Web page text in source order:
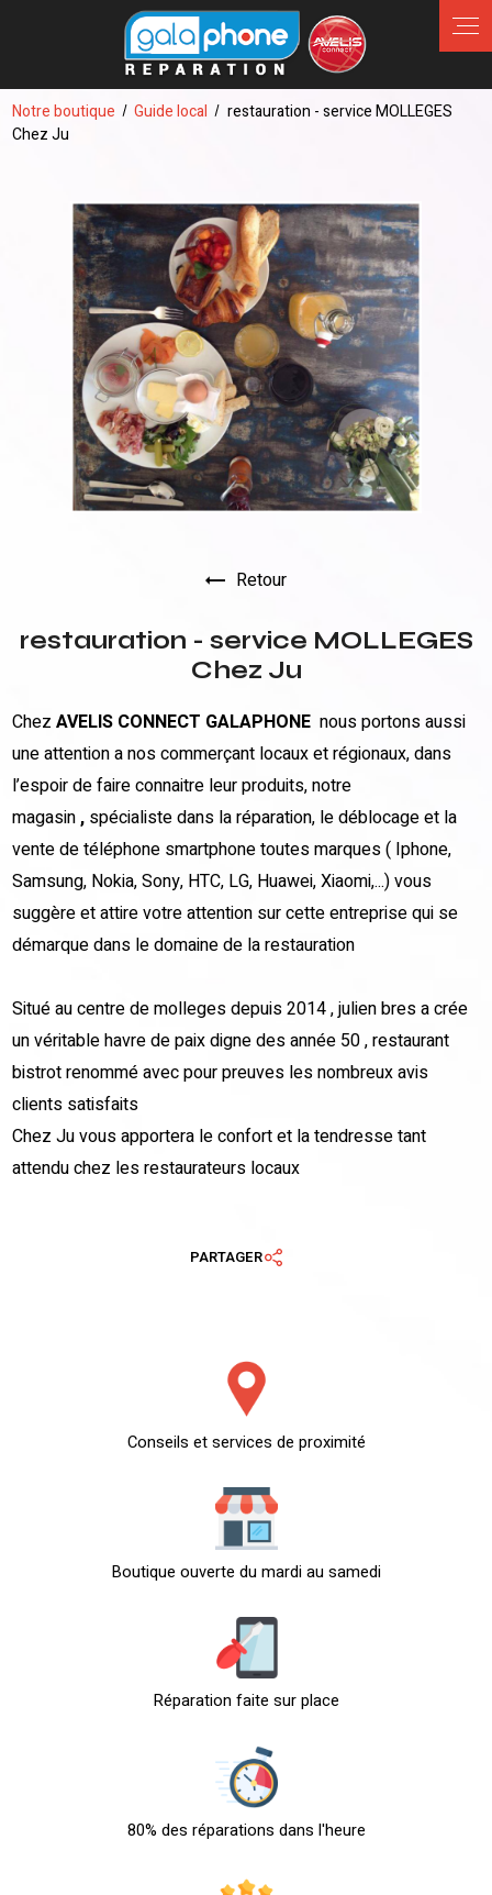
Notre boutique Guide local
restauration - service MOLLEGES
Chez Ju
Retour
restauration - service MOLLEGES
Chez Ju
ChezAVELIS CONNECT GALAPHONE nous portons aussi
une attention a nos commerçant locaux et régionaux, dans
l’espoir de faire connaitre leur produits, notre
magasin, spécialiste dans la réparation, le déblocage et la
vente de téléphone smartphone toutes marques ( Iphone,
Samsung, Nokia, Sony, HTC, LG, Huawei, Xiaomi,...) vous
suggère et attire votre attention sur cette entreprise qui se
démarque dans le domaine de la restauration
Situé au centre de molleges depuis 2014 , julien bres a crée
un véritable havre de paix digne des année 50 , restaurant
bistrot renommé avec pour preuves les nombreux avis
clients satisfaits
Chez Ju vous apportera le confort et la tendresse tant
attendu chez les restaurateurs locaux
PARTAGER
Conseils et services de proximité
Boutique ouverte du mardi au samedi
Réparation faite sur place
80% des réparations dans l'heure
Panneau de gestion des cookies